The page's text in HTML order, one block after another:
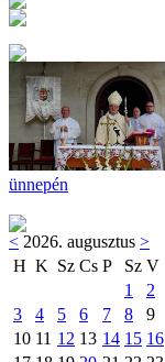
ünnepén
< 2026. augusztus >
H K Sz Cs P Sz V
1
2
3
4 5 6 7 8
9
10 11 12 13 14 15 16